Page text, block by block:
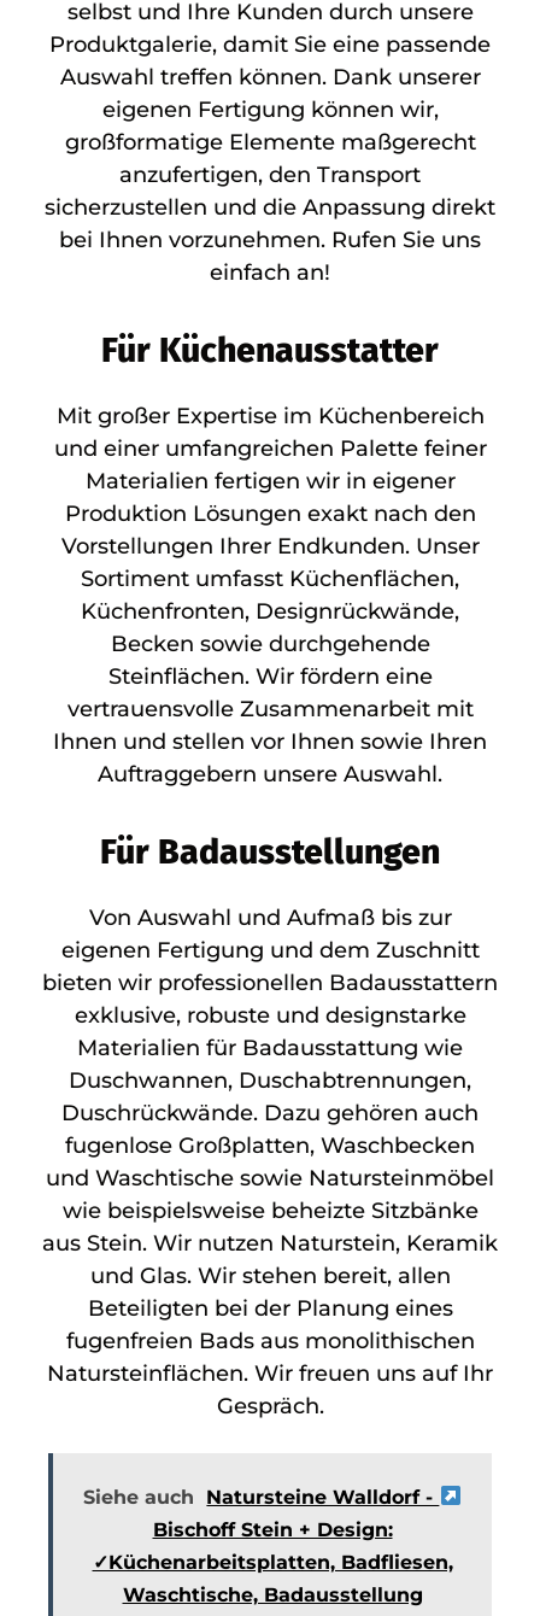
selbst und Ihre Kunden durch unsere
Produktgalerie, damit Sie eine passende
Auswahl treffen können. Dank unserer
eigenen Fertigung können wir,
großformatige Elemente maßgerecht
anzufertigen, den Transport
sicherzustellen und die Anpassung direkt
bei Ihnen vorzunehmen. Rufen Sie uns
einfach an!
Für Küchenausstatter
Mit großer Expertise im Küchenbereich
und einer umfangreichen Palette feiner
Materialien fertigen wir in eigener
Produktion Lösungen exakt nach den
Vorstellungen Ihrer Endkunden. Unser
Sortiment umfasst Küchenflächen,
Küchenfronten, Designrückwände,
Becken sowie durchgehende
Steinflächen. Wir fördern eine
vertrauensvolle Zusammenarbeit mit
Ihnen und stellen vor Ihnen sowie Ihren
Auftraggebern unsere Auswahl.
Für Badausstellungen
Von Auswahl und Aufmaß bis zur
eigenen Fertigung und dem Zuschnitt
bieten wir professionellen Badausstattern
exklusive, robuste und designstarke
Materialien für Badausstattung wie
Duschwannen, Duschabtrennungen,
Duschrückwände. Dazu gehören auch
fugenlose Großplatten, Waschbecken
und Waschtische sowie Natursteinmöbel
wie beispielsweise beheizte Sitzbänke
aus Stein. Wir nutzen Naturstein, Keramik
und Glas. Wir stehen bereit, allen
Beteiligten bei der Planung eines
fugenfreien Bads aus monolithischen
Natursteinflächen. Wir freuen uns auf Ihr
Gespräch.
Siehe auch
Natursteine Walldorf -
Bischoff Stein + Design:
✓Küchenarbeitsplatten, Badfliesen,
Waschtische, Badausstellung